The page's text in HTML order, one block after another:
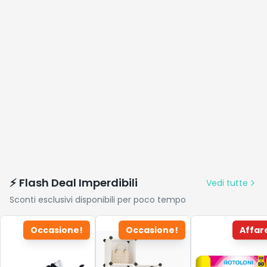
⚡ Flash Deal Imperdibili
Vedi tutte
Sconti esclusivi disponibili per poco tempo
Occasione! Occasione!